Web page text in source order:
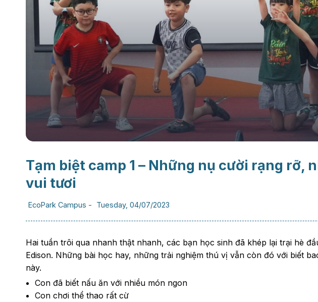
Tạm biệt camp 1 – Những nụ cười rạng rỡ,
vui tươi
EcoPark Campus - Tuesday, 04/07/2023
Hai tuần trôi qua nhanh thật nhanh, các bạn học sinh đã khép lại trại hè
Edison. Những bài học hay, những trải nghiệm thú vị vẫn còn đó với biết
này.
Con đã biết nấu ăn với nhiều món ngon
Con chơi thể thao rất cừ